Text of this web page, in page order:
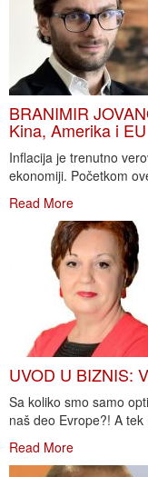
BRANIMIR
Kina, Amerika i EU
Inflacija je trenutno
ekonomiji. Početkom
Read More
UVOD U BIZNIS:
Sa koliko smo samo
naš deo Evrope?! A tek
Read More